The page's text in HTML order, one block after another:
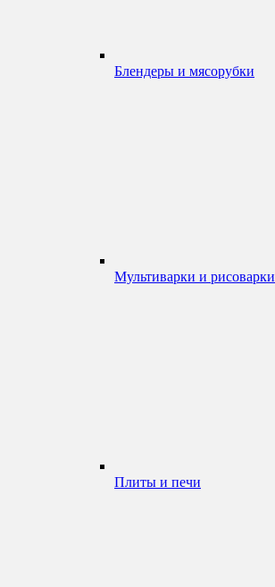
Блендеры и мясорубки
Мультиварки и рисоварки
Плиты и печи